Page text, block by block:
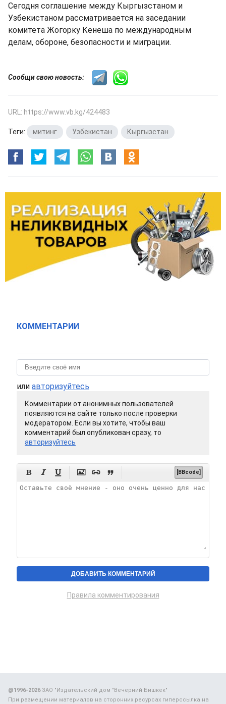
Сегодня соглашение между Кыргызстаном и
Узбекистаном рассматривается на заседании
комитета Жогорку Кенеша по международным
делам, обороне, безопасности и миграции.
Сообщи свою новость:
URL: https://www.vb.kg/424483
Теги: митинг Узбекистан Кыргызстан
КОММЕНТАРИИ
или авторизуйтесь
Комментарии от анонимных пользователей
появляются на сайте только после проверки
модератором. Если вы хотите, чтобы ваш
комментарий был опубликован сразу, то
авторизуйтесь
      [BBcode]
Правила комментирования
@1996-2026ЗАО "Издательский дом "Вечерний Бишкек"
При размещении материалов на сторонних ресурсах гиперссылка на